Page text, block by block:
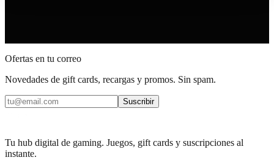
Ofertas en tu correo
Novedades de gift cards, recargas y promos. Sin spam.
Suscribir
Tu hub digital de gaming. Juegos, gift cards y suscripciones al
instante.